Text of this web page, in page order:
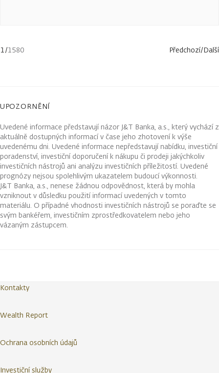
1/1580 Předchozí/Další
UPOZORNĚNÍ
Uvedené informace představují názor J&T Banka, a.s., který vychází z
aktuálně dostupných informací v čase jeho zhotovení k výše
uvedenému dni. Uvedené informace nepředstavují nabídku, investiční
poradenství, investiční doporučení k nákupu či prodeji jakýchkoliv
investičních nástrojů ani analýzu investičních příležitostí. Uvedené
prognózy nejsou spolehlivým ukazatelem budoucí výkonnosti.
J&T Banka, a.s., nenese žádnou odpovědnost, která by mohla
vzniknout v důsledku použití informací uvedených v tomto
materiálu. O případné vhodnosti investičních nástrojů se poraďte se
svým bankéřem, investičním zprostředkovatelem nebo jeho
vázaným zástupcem.
Kontakty
Wealth Report
Ochrana osobních údajů
Investiční služby